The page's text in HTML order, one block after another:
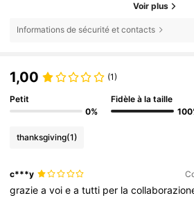
Voir plus
Informations de sécurité et contacts
1,00 (1)
Petit
0%
Fidèle à la taille
thanksgiving(1)
c***y
grazieavoieatutti per la